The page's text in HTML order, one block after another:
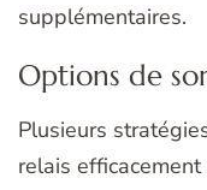
supplémentaires.
Options de
Plusieurs
relais efficacement